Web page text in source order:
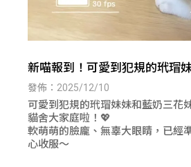
新喵報到！可愛到犯規的玳瑁
妹們
發佈：2025/12/10
可愛到犯規的玳瑁妹妹和藍奶三花
貓舍大家庭啦！💖
軟萌萌的臉龐、無辜大眼睛，已經
心收服～